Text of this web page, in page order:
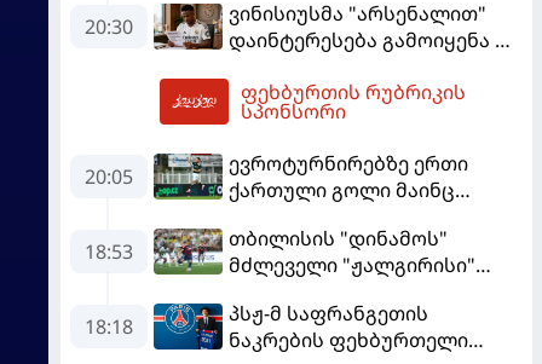
"ბარსელონაში" გადადის
20:30
ვინისიუსმა "არსენალით"
დაინტერესება გამოიყენა და
მომგებიანად გააგრძელა
ფეხბურთის რუბრიკის
სპონსორი
20:05
ევროტურნირებზე ერთი
ქართული გოლი მაინც
18:53
თბილისის "დინამოს"
მძლეველი "ჟალგირისი"
განადგურდა
18:18
პსჟ-მ საფრანგეთის
ნაკრების ფეხბურთელი